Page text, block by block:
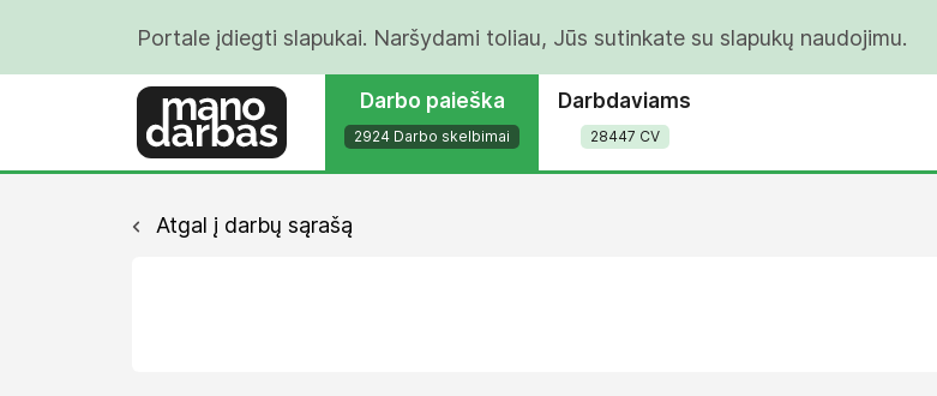
Portale įdiegti slapukai. Naršydami toliau, Jūs sutinkate su slapukų naudojimu.
Darbo paieška
2924 Darbo skelbimai
Darbdaviams
28447 CV
Atgal į darbų sąrašą